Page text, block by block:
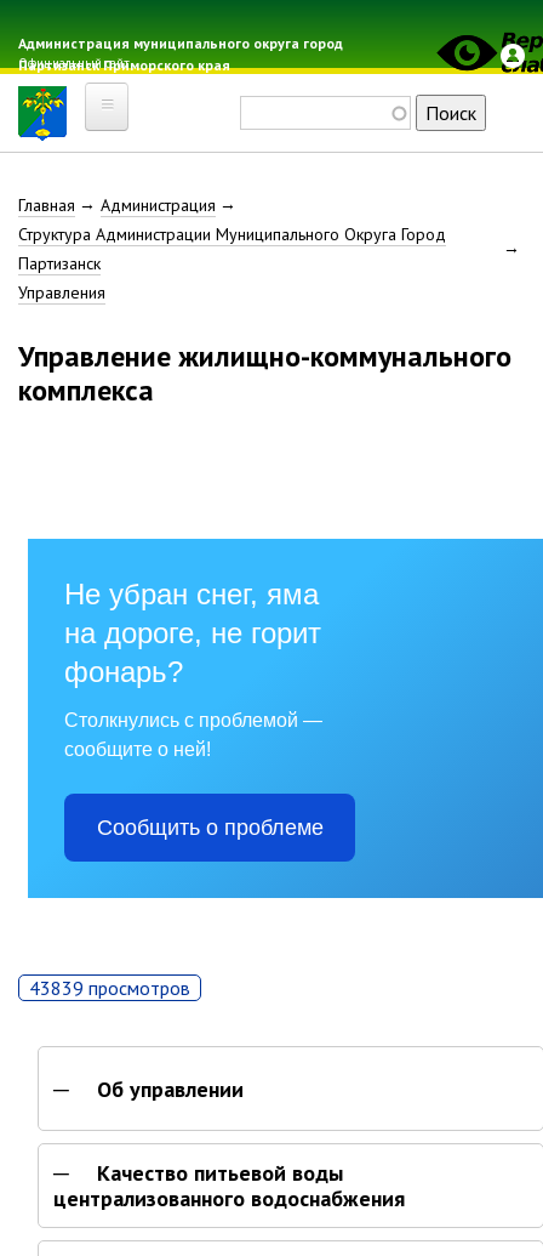
основному
содержанию
Администрация муниципального округа город
Партизанск Приморского края
Официальный сайт
Главная
Электронная почта
Местные налоги
Расписание электричек
Свод-WEB
Решение Думы «О гербе
округа»
Историческая справка
Почётные жители
Старые фотографии нашего
города
Старые фотографии нашего
города (продолжение)
Старые фотографии города
Книга «Партизанску 125 лет. Город в
лицах и судьбах.»
Отчёты главы
Первый заместитель
Заместители главы администрации
Строка
навигации
Главная
Администрация
Структура Администрации Муниципального Округа Город
Партизанск
Управления
Управление жилищно-коммунального
комплекса
43839 просмотров
Об управлении
Качество питьевой воды
централизованного водоснабжения